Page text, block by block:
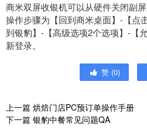
商米双屏收银机可以从硬件关闭副屏
操作步骤为【回到商米桌面】-【点
到银豹】-【高级选项2个选项】-【
新登录。
赞 (0)
上一篇 烘焙门店PC预订单操作手册
下一篇 银豹中餐常见问题QA